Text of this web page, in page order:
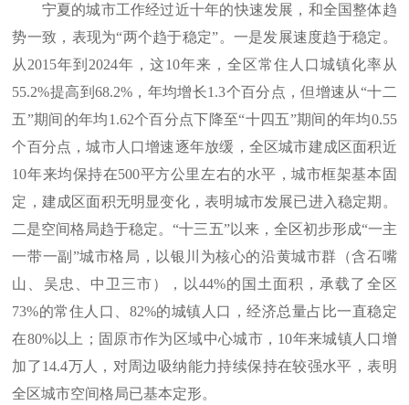
宁夏的城市工作经过近十年的快速发展，和全国整体趋
势一致，表现为“两个趋于稳定”。一是发展速度趋于稳定。
从2015年到2024年，这10年来，全区常住人口城镇化率从
55.2%提高到68.2%，年均增长1.3个百分点，但增速从“十二
五”期间的年均1.62个百分点下降至“十四五”期间的年均0.55
个百分点，城市人口增速逐年放缓，全区城市建成区面积近
10年来均保持在500平方公里左右的水平，城市框架基本固
定，建成区面积无明显变化，表明城市发展已进入稳定期。
二是空间格局趋于稳定。“十三五”以来，全区初步形成“一主
一带一副”城市格局，以银川为核心的沿黄城市群（含石嘴
山、吴忠、中卫三市），以44%的国土面积，承载了全区
73%的常住人口、82%的城镇人口，经济总量占比一直稳定
在80%以上；固原市作为区域中心城市，10年来城镇人口增
加了14.4万人，对周边吸纳能力持续保持在较强水平，表明
全区城市空间格局已基本定形。